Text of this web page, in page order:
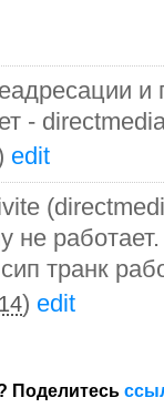
-
edit
не
транк
) edit
Поделитесь